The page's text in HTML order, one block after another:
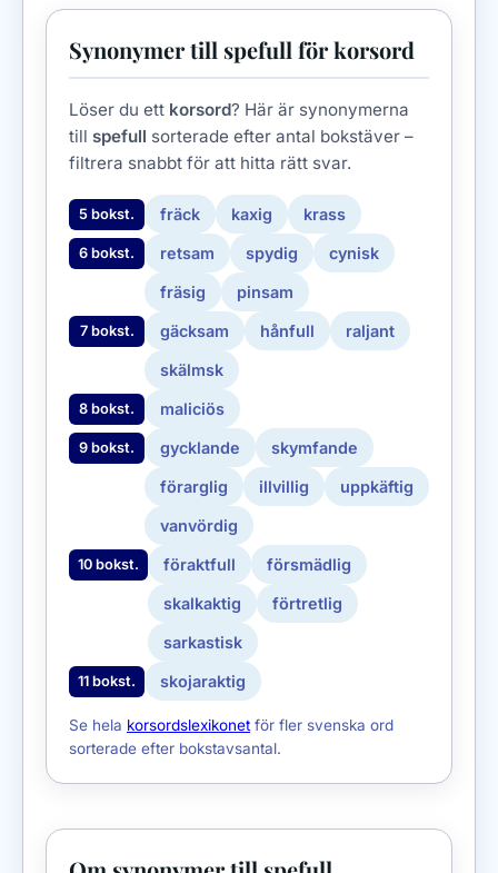
Synonymer till spefull för korsord
Löser du ett korsord? Här är synonymerna
till spefull sorterade efter antal bokstäver –
filtrera snabbt för att hitta rätt svar.
5 bokst. fräck kaxig krass
6 bokst. retsam spydig cynisk
fräsig pinsam
7 bokst. gäcksam hånfull raljant
skälmsk
8 bokst. maliciös
9 bokst. gycklande skymfande
förarglig illvillig uppkäftig
vanvördig
10 bokst. föraktfull försmädlig
skalkaktig förtretlig
sarkastisk
11 bokst. skojaraktig
Se hela korsordslexikonet för fler svenska ord
sorterade efter bokstavsantal.